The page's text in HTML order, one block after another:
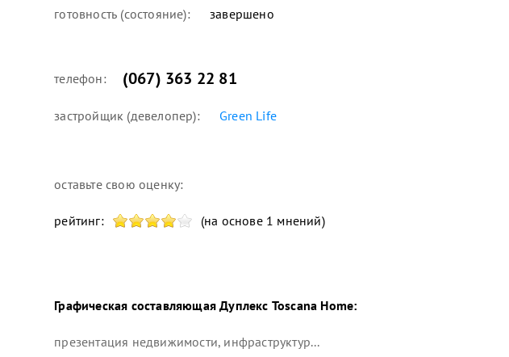
готовность (состояние): завершено
телефон: (067) 363 22 81
застройщик (девелопер): Green Life
оставьте свою оценку:
рейтинг: (на основе 1 мнений)
Графическая составляющая Дуплекс Toscana Home:
презентация недвижимости, инфраструктур...